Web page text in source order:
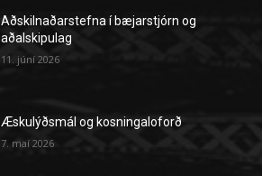
Aðskilnaðarstefna í bæjarstjórn og
aðalskipulag
11. júní 2026
Æskulýðsmál og kosningaloforð
7. maí 2026